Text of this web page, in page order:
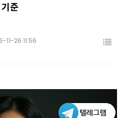
기준
11-26 11:56